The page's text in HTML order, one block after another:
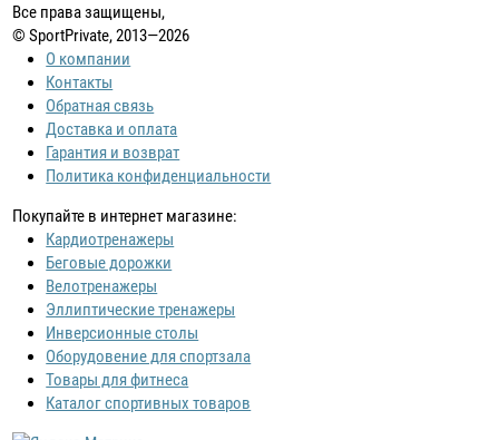
Все права защищены,
© SportPrivate, 2013—2026
О компании
Контакты
Обратная связь
Доставка и оплата
Гарантия и возврат
Политика конфиденциальности
Покупайте в интернет магазине:
Кардиотренажеры
Беговые дорожки
Велотренажеры
Эллиптические тренажеры
Инверсионные столы
Оборудовение для спортзала
Товары для фитнеса
Каталог спортивных товаров